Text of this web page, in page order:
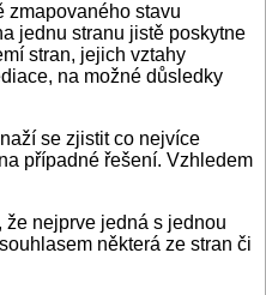
zmapovaného stavu
jednu stranu jistě poskytne
stran, jejich vztahy
na možné důsledky
se zjistit co nejvíce
případné řešení. Vzhledem
nejprve jedná s jednou
některá ze stran či